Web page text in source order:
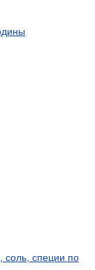
соль, специи по